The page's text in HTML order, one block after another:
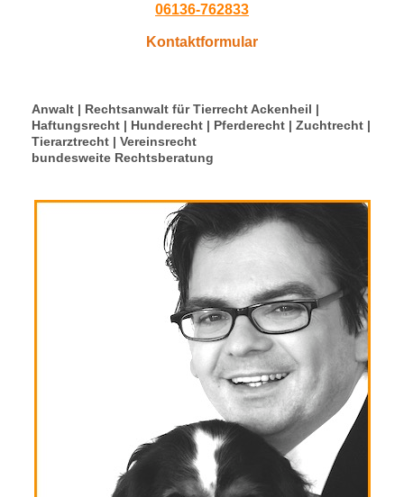
06136-762833
Kontaktformular
Anwalt | Rechtsanwalt für Tierrecht Ackenheil |
Haftungsrecht | Hunderecht | Pferderecht | Zuchtrecht |
Tierarztrecht | Vereinsrecht
bundesweite Rechtsberatung